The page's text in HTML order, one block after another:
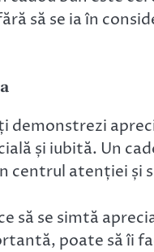
să se ia în
și iubită. Un
centrul atenției și
să se simtă
poate să îi